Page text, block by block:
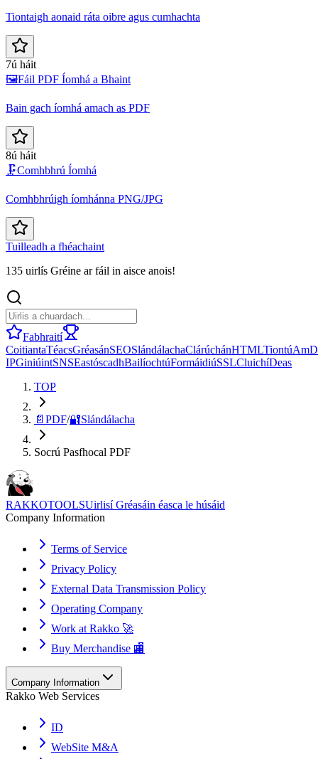
Tiontaigh aonaid ráta oibre agus cumhachta
7ú háit
🖼️Fáil PDF Íomhá a Bhaint
Bain gach íomhá amach as PDF
8ú háit
🗜️Comhbhrú Íomhá
Comhbhrúigh íomhánna PNG/JPG
Tuilleadh a fhéachaint
135 uirlís Gréine ar fáil in aisce anois!
Fabhraití
CoitiantaTéacsGréasánSEOSlándálachaClárúchánHTMLTiontúAm
IPGiniúintSNSEastóscadhBailíochtúFormáidiúSSLCluichíDeas
TOP
📄 PDF/🔐Slándálacha
Socrú Pasfhocal PDF
RAKKOTOOLSUirlisí Gréasáin éasca le húsáid
Company Information
Terms of Service
Privacy Policy
External Data Transmission Policy
Operating Company
Work at Rakko 🚀
Buy Merchandise 🏬
Company Information
Rakko Web Services
ID
WebSite M&A